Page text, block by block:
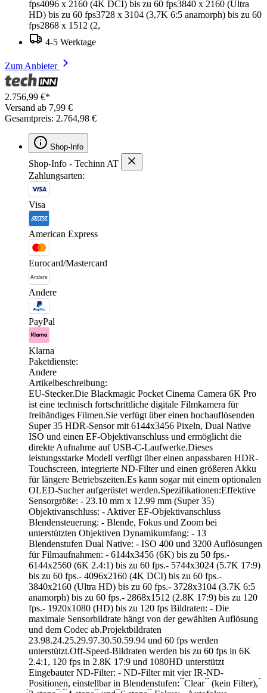
fps4096 x 2160 (4K DCI) bis zu 60 fps3840 x 2160 (Ultra
HD) bis zu 60 fps3728 x 3104 (3,7K 6:5 anamorph) bis zu 60
fps2868 x 1512 (2,
4-5 Werktage
Zum Anbieter
2.756,99 €*
Versand ab 7,99 €
Gesamtpreis: 2.764,98 €
Shop-Info
Shop-Info - Techinn AT
Zahlungsarten:
Visa
American Express
Eurocard/Mastercard
Andere
PayPal
Klarna
Paketdienste:
Andere
Artikelbeschreibung:
EU-Stecker.Die Blackmagic Pocket Cinema Camera 6K Pro
ist eine technisch fortschrittliche digitale Filmkamera für
freihändiges Filmen.Sie verfügt über einen hochauflösenden
Super 35 HDR-Sensor mit 6144x3456 Pixeln, Dual Native
ISO und einen EF-Objektivanschluss und ermöglicht die
direkte Aufnahme auf USB-C-Laufwerke.Dieses
leistungsstarke Modell verfügt über einen anpassbaren HDR-
Touchscreen, integrierte ND-Filter und einen größeren Akku
für längere Betriebszeiten.Es kann sogar mit einem optionalen
OLED-Sucher aufgerüstet werden.Spezifikationen:Effektive
Sensorgröße: - 23.10 mm x 12.99 mm (Super 35)
Objektivanschluss: - Aktiver EF-Objektivanschluss
Blendensteuerung: - Blende, Fokus und Zoom bei
unterstützten Objektiven Dynamikumfang: - 13
Blendenstufen Dual Native: - ISO 400 und 3200 Auflösungen
für Filmaufnahmen: - 6144x3456 (6K) bis zu 50 fps.-
6144x2560 (6K 2.4:1) bis zu 60 fps.- 5744x3024 (5.7K 17:9)
bis zu 60 fps.- 4096x2160 (4K DCI) bis zu 60 fps.-
3840x2160 (Ultra HD) bis zu 60 fps.- 3728x3104 (3.7K 6:5
anamorph) bis zu 60 fps.- 2868x1512 (2.8K 17:9) bis zu 120
fps.- 1920x1080 (HD) bis zu 120 fps Bildraten: - Die
maximale Sensorbildrate hängt von der gewählten Auflösung
und dem Codec ab.Projektbildraten
23.98.24.25.29.97.30.50.59.94 und 60 fps werden
unterstützt.Off-Speed-Bildraten werden bis zu 60 fps in 6K
2.4:1, 120 fps in 2.8K 17:9 und 1080HD unterstützt
Eingebauter ND-Filter: - ND-Filter mit vier IR-ND-
Positionen, einstellbar in Blendenstufen: ́ ́Clear ́ ́ (kein Filter), ́